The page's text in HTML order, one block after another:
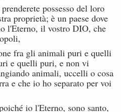
possesso del loro
proprietà; è un paese dove
l'Eterno, il vostro DIO, che
fra gli animali puri e quelli
e quelli puri, e non vi
animali, uccelli o cosa
e che io ho separato per voi
io l'Eterno, sono santo,